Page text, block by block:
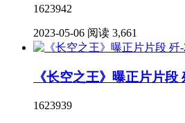
1623942
2023-05-06 阅读 3,661
《长空之王》曝正片片
1623939